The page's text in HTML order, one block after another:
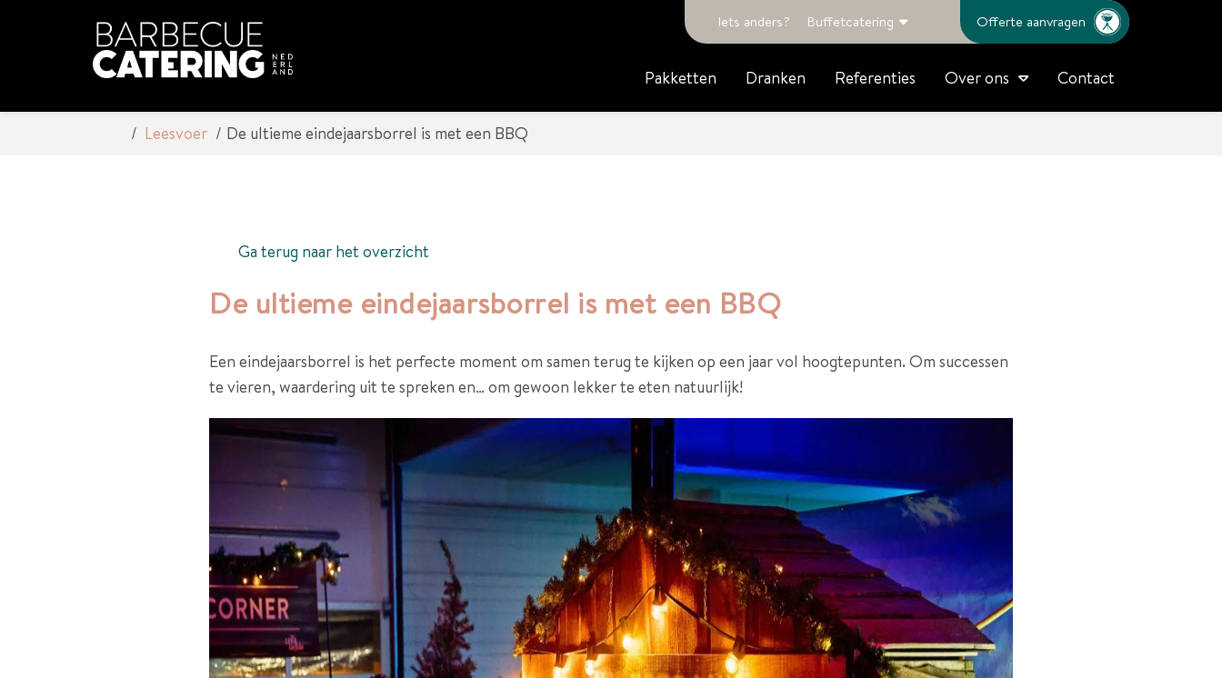
Iets anders? Buffetcatering Offerte aanvragen
Pakketten Dranken Referenties Over ons Contact
Leesvoer De ultieme eindejaarsborrel is met een BBQ
Ga terug naar het overzicht
De ultieme eindejaarsborrel is met een BBQ
Een eindejaarsborrel is het perfecte moment om samen terug te kijken op een jaar vol hoogtepunten. Om successen
te vieren, waardering uit te spreken en… om gewoon lekker te eten natuurlijk!